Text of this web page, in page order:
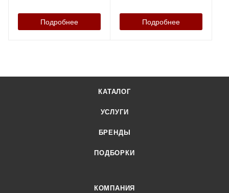
Подробнее Подробнее
КАТАЛОГ
УСЛУГИ
БРЕНДЫ
ПОДБОРКИ
КОМПАНИЯ